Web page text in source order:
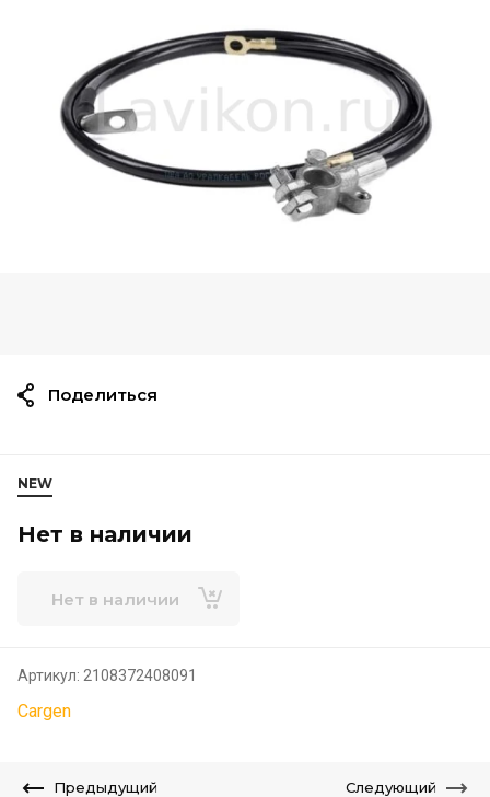
NEW
Нет в наличии
Нет в наличии
Артикул: 2108372408091
Cargen
Поделиться
Предыдущий Следующий